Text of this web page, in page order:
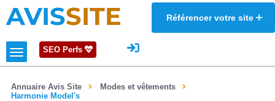
AVISSITE Référencer votre site
SEO Perfs
Annuaire Avis Site
Modes et vêtements
Harmonie Model's